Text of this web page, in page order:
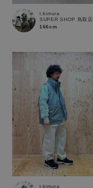
ブランド
t.kimura
SUPER SHOP 鳥取店
166cm
t.kimura